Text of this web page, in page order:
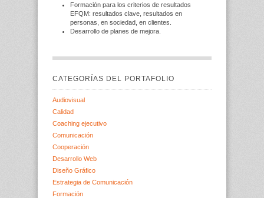
Formación para los criterios de resultados
EFQM: resultados clave, resultados en
personas, en sociedad, en clientes.
Desarrollo de planes de mejora.
CATEGORÍAS DEL PORTAFOLIO
Audiovisual
Calidad
Coaching ejecutivo
Comunicación
Cooperación
Desarrollo Web
Diseño Gráfico
Estrategia de Comunicación
Formación